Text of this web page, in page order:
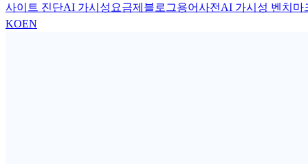
사이트 진단AI 가시성 요금제 블로그용어사전 AI 가시성 벤치마
KOEN